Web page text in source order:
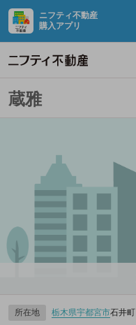
ニフティ不動産
購入アプリ
蔵雅
所在地 栃木県宇都宮市石井町